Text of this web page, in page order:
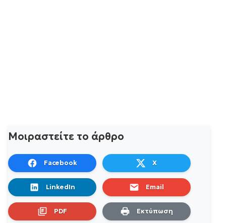
Μοιραστείτε το άρθρο
Facebook X
LinkedIn Email
PDF Εκτύπωση